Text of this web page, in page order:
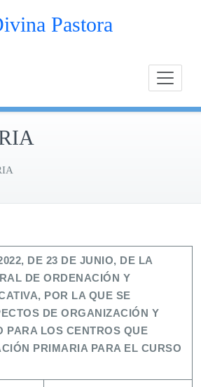
DE 23 DE JUNIO, DE LA
DE ORDENACIÓN Y
POR LA QUE SE
DE ORGANIZACIÓN Y
PARA LOS CENTROS QUE
PRIMARIA PARA EL CURSO